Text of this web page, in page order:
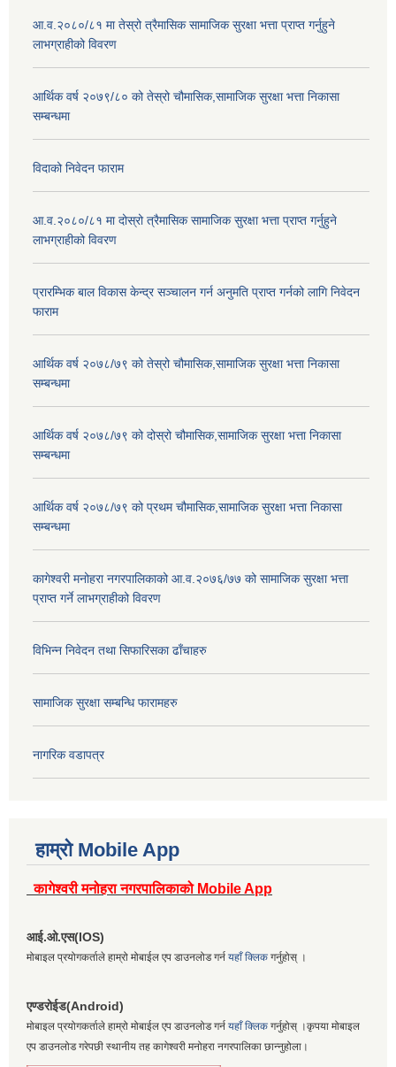
आ.व.२०८०/८१ मा तेस्रो त्रैमासिक सामाजिक सुरक्षा भत्ता प्राप्त गर्नुहुने
लाभग्राहीको विवरण
आर्थिक वर्ष २०७९/८० को तेस्रो चौमासिक,सामाजिक सुरक्षा भत्ता निकासा
सम्बन्धमा
विदाको निवेदन फाराम
आ.व.२०८०/८१ मा दोस्रो त्रैमासिक सामाजिक सुरक्षा भत्ता प्राप्त गर्नुहुने
लाभग्राहीको विवरण
प्रारम्भिक बाल विकास केन्द्र सञ्चालन गर्न अनुमति प्राप्त गर्नको लागि निवेदन
फाराम
आर्थिक वर्ष २०७८/७९ को तेस्रो चौमासिक,सामाजिक सुरक्षा भत्ता निकासा
सम्बन्धमा
आर्थिक वर्ष २०७८/७९ को दोस्रो चौमासिक,सामाजिक सुरक्षा भत्ता निकासा
सम्बन्धमा
आर्थिक वर्ष २०७८/७९ को प्रथम चौमासिक,सामाजिक सुरक्षा भत्ता निकासा
सम्बन्धमा
कागेश्वरी मनोहरा नगरपालिकाको आ.व.२०७६/७७ को सामाजिक सुरक्षा भत्ता
प्राप्त गर्ने लाभग्राहीको विवरण
विभिन्न निवेदन तथा सिफारिसका ढाँचाहरु
सामाजिक सुरक्षा सम्बन्धि फारामहरु
नागरिक वडापत्र
हाम्रो Mobile App
कागेश्वरी मनोहरा नगरपालिकाको Mobile App
आई.ओ.एस(IOS)
मोबाइल प्रयोगकर्ताले हाम्रो मोबाईल एप डाउनलोड गर्न यहाँ क्लिक गर्नुहोस् ।
एण्डरोईड(Android)
मोबाइल प्रयोगकर्ताले हाम्रो मोबाईल एप डाउनलोड गर्न यहाँ क्लिक गर्नुहोस् ।कृपया मोबाइल
एप डाउनलोड गरेपछी स्थानीय तह कागेश्वरी मनोहरा नगरपालिका छान्नुहोला।